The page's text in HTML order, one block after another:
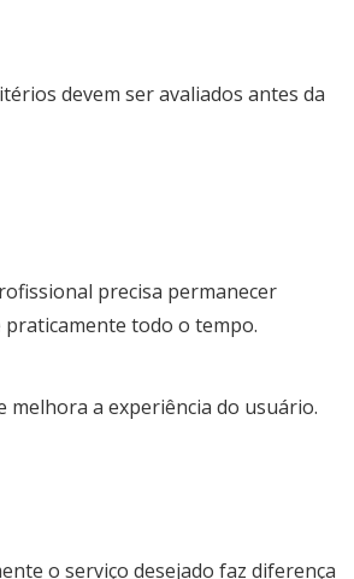
devem ser avaliados antes da
precisa permanecer
todo o tempo.
melhora a experiência do usuário.
o serviço desejado faz diferença